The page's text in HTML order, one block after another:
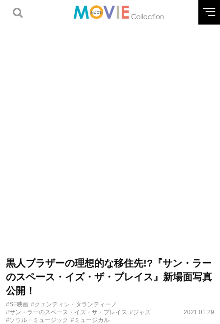
黒人ブラザーの理想的な移住先!?『サン・ラー
のスペース・イズ・ザ・プレイス』新場面写真
公開！
#SF映画 #クエンティン・タランティーノ
#サン・ラーのスペース・イズ・ザ・プレイス #ジャズ
#ソウル・ミュージック #ミュージカル
2021.01.29